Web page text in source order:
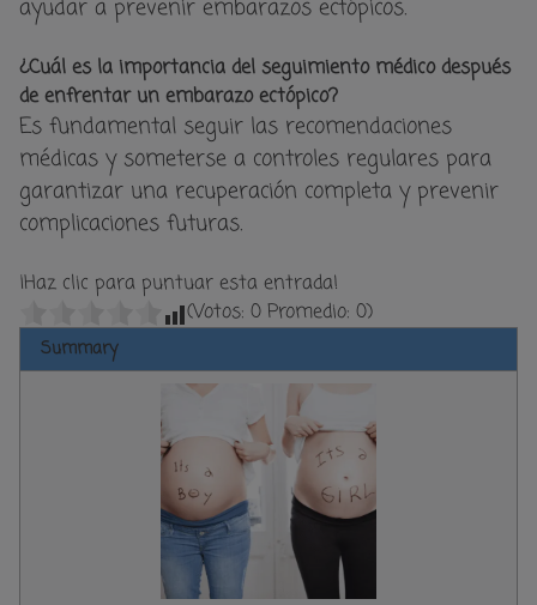
ayudar a prevenir embarazos ectópicos.
¿Cuál es la importancia del seguimiento médico después
de enfrentar un embarazo ectópico?
Es fundamental seguir las recomendaciones
médicas y someterse a controles regulares para
garantizar una recuperación completa y prevenir
complicaciones futuras.
¡Haz clic para puntuar esta entrada!
(Votos: 0 Promedio: 0)
Summary